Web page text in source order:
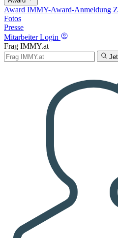
Award IMMY-Award-Anmeldung
Fotos
Presse
Mitarbeiter Login
Frag IMMY.at